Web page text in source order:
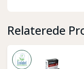
Relaterede